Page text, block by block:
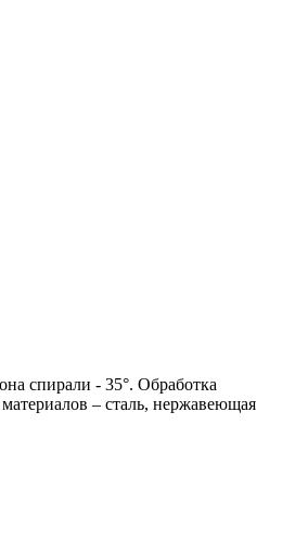
спирали - 35°. Обработка
– сталь, нержавеющая